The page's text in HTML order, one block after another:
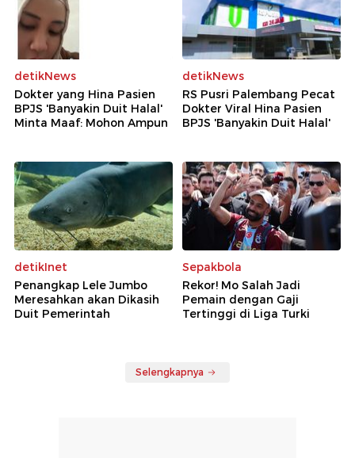
detikNews
Dokter yang Hina Pasien
BPJS 'Banyakin Duit Halal'
Minta Maaf: Mohon Ampun
detikNews
RS Pusri Palembang Pecat
Dokter Viral Hina Pasien
BPJS 'Banyakin Duit Halal'
detikInet
Penangkap Lele Jumbo
Meresahkan akan Dikasih
Duit Pemerintah
Sepakbola
Rekor! Mo Salah Jadi
Pemain dengan Gaji
Tertinggi di Liga Turki
Selengkapnya